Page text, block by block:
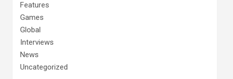
Features
Games
Global
Interviews
News
Uncategorized